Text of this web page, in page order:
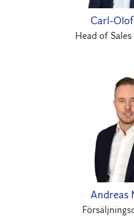
Carl-
Head of
Andreas